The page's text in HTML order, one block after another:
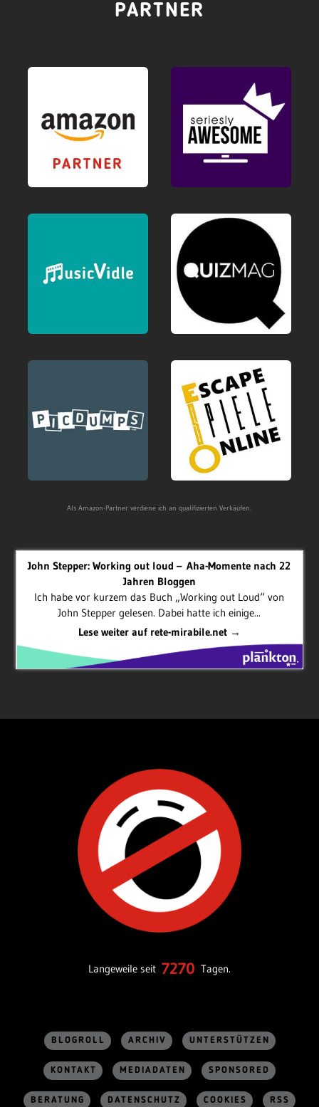
PARTNER
Als Amazon-Partner verdiene ich an qualifizierten Verkäufen.
John Stepper: Working out loud – Aha-Momente nach 22
Jahren Bloggen
Ich habe vor kurzem das Buch „Working out Loud“ von
John Stepper gelesen. Dabei hatte ich einige...
Lese weiter auf rete-mirabile.net →
Langeweile seit 7270 Tagen.
BLOGROLL ARCHIV UNTERSTÜTZEN
KONTAKT MEDIADATEN SPONSORED
BERATUNG DATENSCHUTZ COOKIES RSS